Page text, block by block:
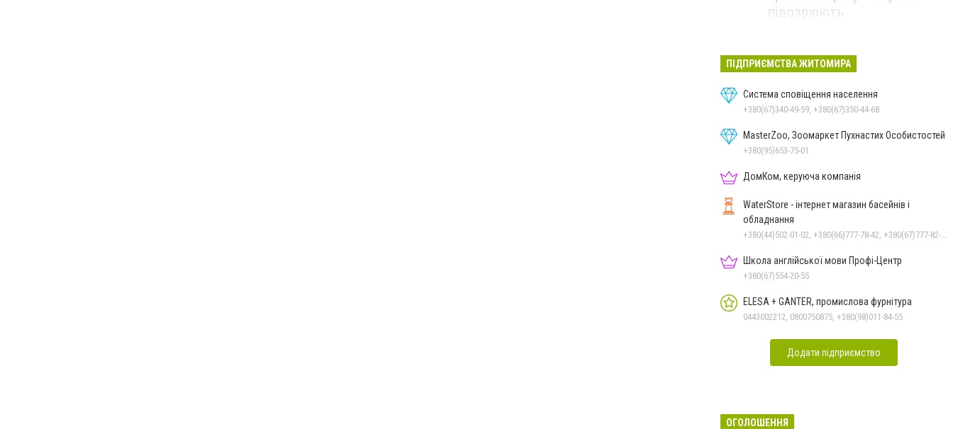
підозрюють
ПІДПРИЄМСТВА ЖИТОМИРА
Система сповіщення населення
+380(67)340-49-59, +380(67)350-44-68
MasterZoo, Зоомаркет Пухнастих Особистостей
+380(95)653-75-01
ДомКом, керуюча компанія
WaterStore - інтернет магазин басейнів і
обладнання
+380(44)502-01-02, +380(66)777-78-42, +380(67)777-82-19, +380(67)890-80-80, +380(73)890-80-80, +380(44)502-01-03
Школа англійської мови Профі-Центр
+380(67)554-20-55
ELESA + GANTER, промислова фурнітура
0443002212, 0800750875, +380(98)011-84-55
Додати підприємство
ОГОЛОШЕННЯ